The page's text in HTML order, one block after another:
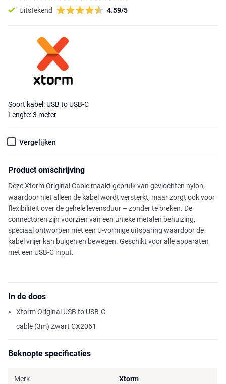
Uitstekend
4.59/5
Soort kabel: USB to USB-C
Lengte: 3 meter
Vergelijken
Product omschrijving
Deze Xtorm Original Cable maakt gebruik van gevlochten nylon,
waardoor niet alleen de kabel wordt versterkt, maar zorgt ook voor
flexibiliteit over de gehele levensduur – zonder te breken. De
connectoren zijn voorzien van een unieke metalen behuizing,
speciaal ontworpen met een U-vormige uitsparing waardoor de
kabel vrijer kan buigen en bewegen. Geschikt voor alle apparaten
met een USB-C input.
In de doos
Xtorm Original USB to USB-C
cable (3m) Zwart CX2061
Beknopte specificaties
Merk Xtorm